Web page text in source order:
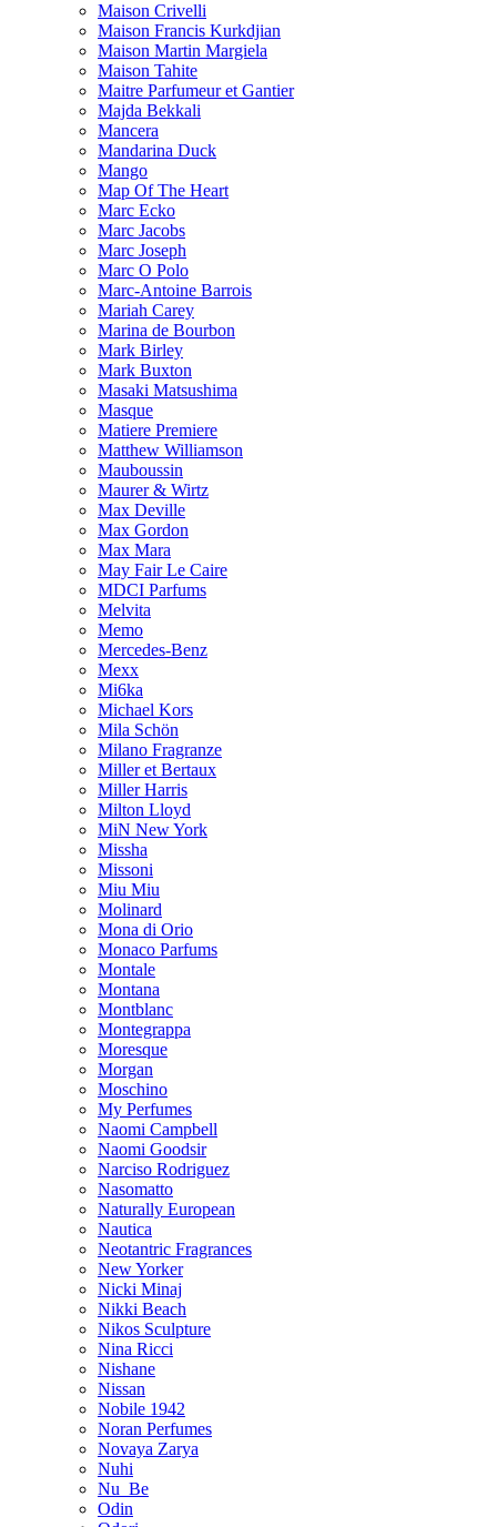
Maison Crivelli
Maison Francis Kurkdjian
Maison Martin Margiela
Maison Tahite
Maitre Parfumeur et Gantier
Majda Bekkali
Mancera
Mandarina Duck
Mango
Map Of The Heart
Marc Ecko
Marc Jacobs
Marc Joseph
Marc O Polo
Marc-Antoine Barrois
Mariah Carey
Marina de Bourbon
Mark Birley
Mark Buxton
Masaki Matsushima
Masque
Matiere Premiere
Matthew Williamson
Mauboussin
Maurer & Wirtz
Max Deville
Max Gordon
Max Mara
May Fair Le Caire
MDCI Parfums
Melvita
Memo
Mercedes-Benz
Mexx
Mi6ka
Michael Kors
Mila Schön
Milano Fragranze
Miller et Bertaux
Miller Harris
Milton Lloyd
MiN New York
Missha
Missoni
Miu Miu
Molinard
Mona di Orio
Monaco Parfums
Montale
Montana
Montblanc
Montegrappa
Moresque
Morgan
Moschino
My Perfumes
Naomi Campbell
Naomi Goodsir
Narciso Rodriguez
Nasomatto
Naturally European
Nautica
Neotantric Fragrances
New Yorker
Nicki Minaj
Nikki Beach
Nikos Sculpture
Nina Ricci
Nishane
Nissan
Nobile 1942
Noran Perfumes
Novaya Zarya
Nuhi
Nu_Be
Odin